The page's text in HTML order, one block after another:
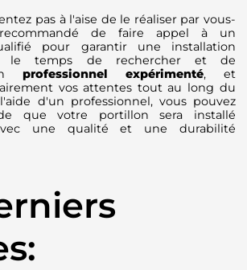
pas à l'aise de le réaliser par vous-
de faire appel à un
pour garantir une installation
le temps de rechercher et de
professionnel expérimenté, et
vos attentes tout au long du
d'un professionnel, vous pouvez
que votre portillon sera installé
une qualité et une durabilité